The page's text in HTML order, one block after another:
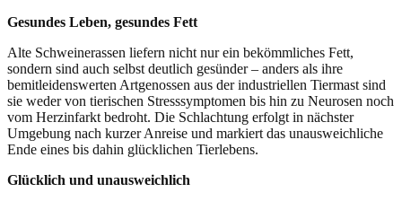
Gesundes Leben, gesundes Fett
Alte Schweinerassen liefern nicht nur ein bekömmliches Fett,
sondern sind auch selbst deutlich gesünder – anders als ihre
bemitleidenswerten Artgenossen aus der industriellen Tiermast sind
sie weder von tierischen Stresssymptomen bis hin zu Neurosen noch
vom Herzinfarkt bedroht. Die Schlachtung erfolgt in nächster
Umgebung nach kurzer Anreise und markiert das unausweichliche
Ende eines bis dahin glücklichen Tierlebens.
Glücklich und unausweichlich